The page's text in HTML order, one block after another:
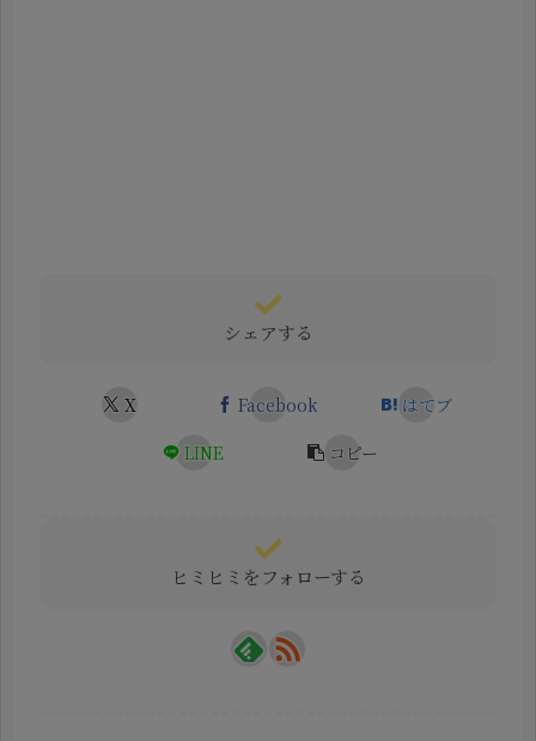
シェアする
X Facebook
はてブ
LINE
コピー
ヒミヒミをフォローする